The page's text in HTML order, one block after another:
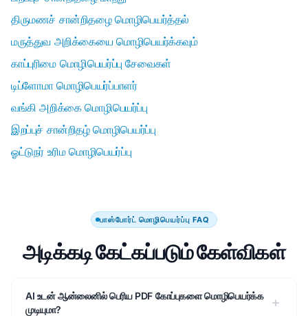
திருமணச் சான்றிதழை மொழிபெயர்த்தல்
மருத்துவ அறிக்கையை மொழிபெயர்க்கவும்
காப்புரிமை மொழிபெயர்ப்பு சேவைகள்
டிப்ளோமா மொழிபெயர்ப்பாளர்
வங்கி அறிக்கை மொழிபெயர்ப்பு
இறப்புச் சான்றிதழ் மொழிபெயர்ப்பு
ஓட்டுநர் உரிம மொழிபெயர்ப்பு
பாஸ்போர்ட் மொழிபெயர்ப்பு FAQ
அடிக்கடி கேட்கப்படும் கேள்விகள்
AI உடன் ஆன்லைனில் பெரிய PDF கோப்புகளை மொழிபெயர்க்க
முடியுமா?